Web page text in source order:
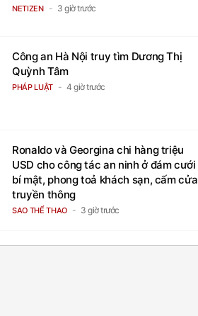
NETIZEN 3 giờ trước
Công an Hà Nội truy tìm Dương Thị
Quỳnh Tâm
PHÁP LUẬT 4 giờ trước
Ronaldo và Georgina chi hàng triệu
USD cho công tác an ninh ở đám cưới
bí mật, phong toả khách sạn, cấm cửa
truyền thông
SAO THỂ THAO 3 giờ trước
Camera tóm trọn khoảnh khắc chân